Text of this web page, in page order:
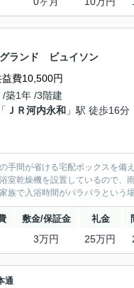
ランド ビュイソン
費10,500円
築1年 /3階建
「 ＪＲ河内永和 」駅 徒歩16分
手間が省ける宅配ボックスを備
室乾燥機を設置しているので、
族で入浴時間がバラバラという
敷金/保証金 礼金
3万円 25万円
通